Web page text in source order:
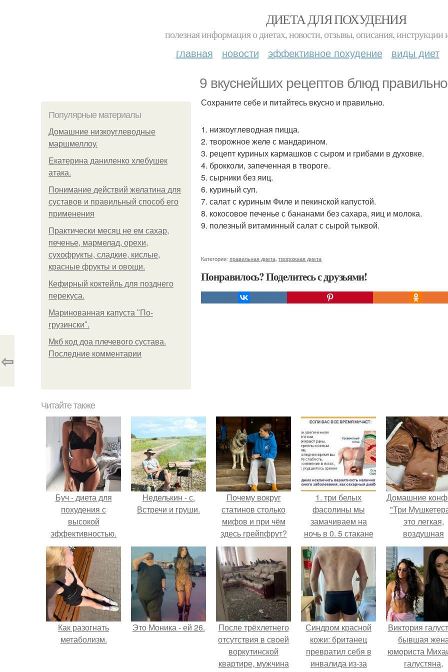
ДИЕТА ДЛЯ ПОХУДЕНИЯ
полезная информация о диетах, новости, отзывы, описания, инструкции
главная новости эффективное похудение виды диет
9 вкуснейших рецептов блюд
Популярные материалы
Домашние низкоуглеводные
маршмеллоу.
Екатерина даниленко хлебушек
атака.
Понимание действий желатина для
суставов и правильный способ его
применения
Практически месяц не ем сахар,
печенье, мармелад, орехи,
сухофрукты, сладкие, кислые,
красные фрукты и овощи.
Кефирный коктейль для позднего
перекуса.
Маринованная капуста "По-
грузински".
Мкб код доа плечевого сустава.
Последние комментарии
Сохраните себе и питайтесь вкусно и правильно.
1. низкоуглеводная пицца.
2. творожное желе с мандарином.
3. рецепт куриных кармашков с сыром и грибами в духовке.
4. брокколи, запеченная в твороге.
5. сырники без яиц.
6. куриный суп.
7. салат с куриным Филе и пекинской капустой.
8. кокосовое печенье с бананами без сахара, яиц и молока.
9. полезный витаминный салат с сырой тыквой.
Категории: правильная диета творожная диета
Понравилось? Поделитесь с друзьями!
⇦
Читайте также
Буч - диета для
похудения с
высокой
эффективностью.
Неделькин - с.
Встречи и груши.
Почему вокруг
статинов столько
мифов и при чём
здесь грейпфрут?
1. три белых
фасолины мы
замачиваем на
ночь в 0. 5 стакане
холодной
кипяченой воды.
Домашние
"Три
это легкая,
воздушная
шоколадная
покрытая
молочным
шоколадом.
Как разогнать
метаболизм.
Это Моника - ей 26.
После трёхлетнего
отсутствия в своей
воркутинской
квартире, мужчина
Синдром красной
кожи: британец
превратил себя в
инвалида из-за
Виктория
бывшая
юмориста
галустяна,